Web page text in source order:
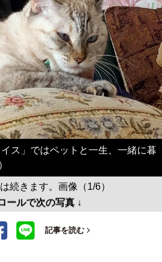
ス」ではペットと一生、一緒に暮
続きます。画像（1/6）
ールで次の写真 ↓
記事を読む